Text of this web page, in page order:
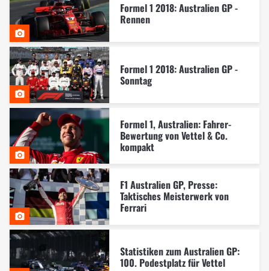
Formel 1 2018: Australien GP -
Rennen
Formel 1 2018: Australien GP -
Sonntag
Formel 1, Australien: Fahrer-
Bewertung von Vettel & Co.
kompakt
F1 Australien GP, Presse:
Taktisches Meisterwerk von
Ferrari
Statistiken zum Australien GP:
100. Podestplatz für Vettel